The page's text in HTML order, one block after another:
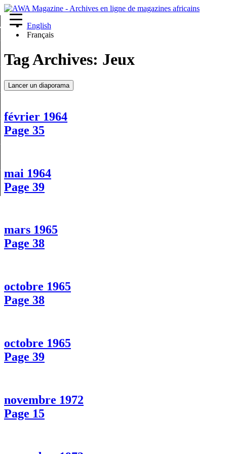
English
Français
Tag Archives: Jeux
Lancer un diaporama
février 1964
Page 35
mai 1964
Page 39
mars 1965
Page 38
octobre 1965
Page 38
octobre 1965
Page 39
novembre 1972
Page 15